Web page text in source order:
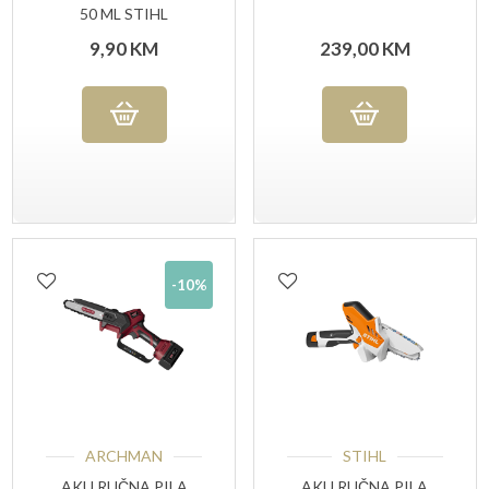
50 ML STIHL
9,90KM 239,00KM
-10%
ARCHMAN
STIHL